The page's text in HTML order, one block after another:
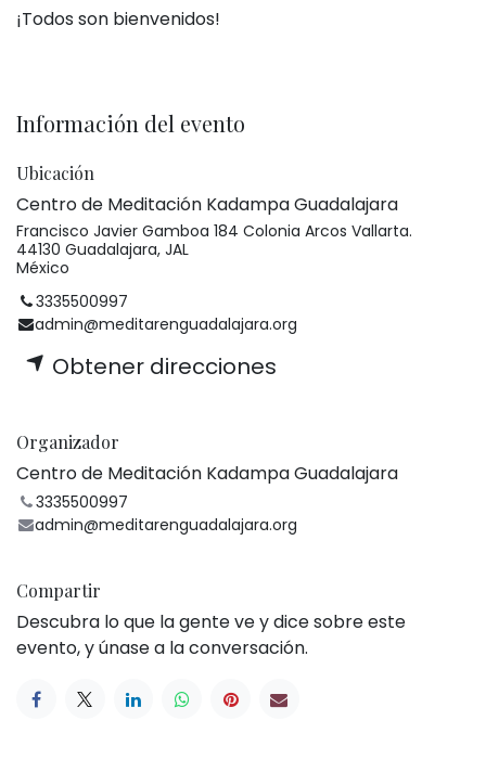
¡Todos son bienvenidos!
Información del evento
Ubicación
Centro de Meditación Kadampa Guadalajara
Francisco Javier Gamboa 184 Colonia Arcos Vallarta.
44130 Guadalajara, JAL
México
3335500997
admin@meditarenguadalajara.org
Obtener direcciones
Organizador
Centro de Meditación Kadampa Guadalajara
3335500997
admin@meditarenguadalajara.org
Compartir
Descubra lo que la gente ve y dice sobre este
evento, y únase a la conversación.